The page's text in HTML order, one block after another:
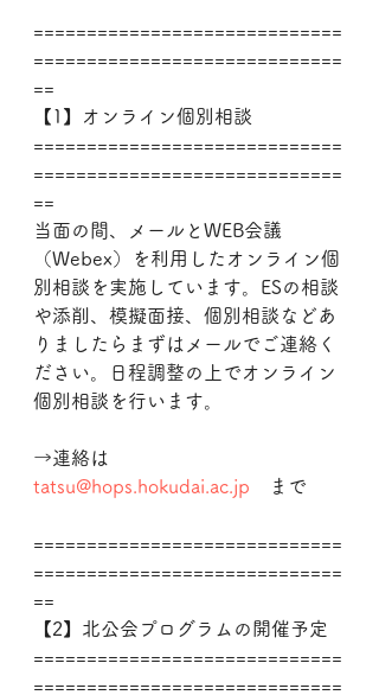
=============================
=============================
==
【1】オンライン個別相談
=============================
=============================
==
当面の間、メールとWEB会議
（Webex）を利用したオンライン個
別相談を実施しています。ESの相談
や添削、模擬面接、個別相談などあ
りましたらまずはメールでご連絡く
ださい。日程調整の上でオンライン
個別相談を行います。
→連絡は
tatsu@hops.hokudai.ac.jp まで
=============================
=============================
==
【2】北公会プログラムの開催予定
=============================
=============================